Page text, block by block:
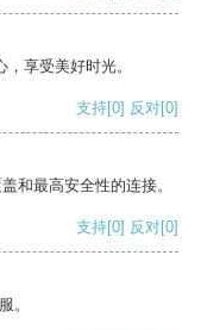
享受美好时光。
支持[0] 反对[0]
和最高安全性的连接。
支持[0] 反对[0]
。